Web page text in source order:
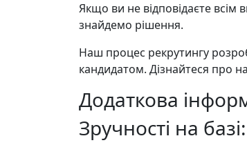
Якщо ви не відповідаєте
знайдемо рішення.
Наш процес рекрутингу
кандидатом. Дізнайтеся про
Додаткова
Зручності на базі: